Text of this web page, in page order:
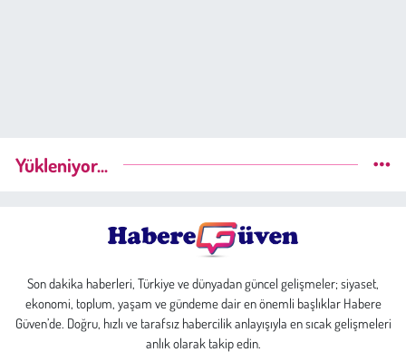
Yükleniyor...
Son dakika haberleri, Türkiye ve dünyadan güncel gelişmeler; siyaset,
ekonomi, toplum, yaşam ve gündeme dair en önemli başlıklar Habere
Güven’de. Doğru, hızlı ve tarafsız habercilik anlayışıyla en sıcak gelişmeleri
anlık olarak takip edin.